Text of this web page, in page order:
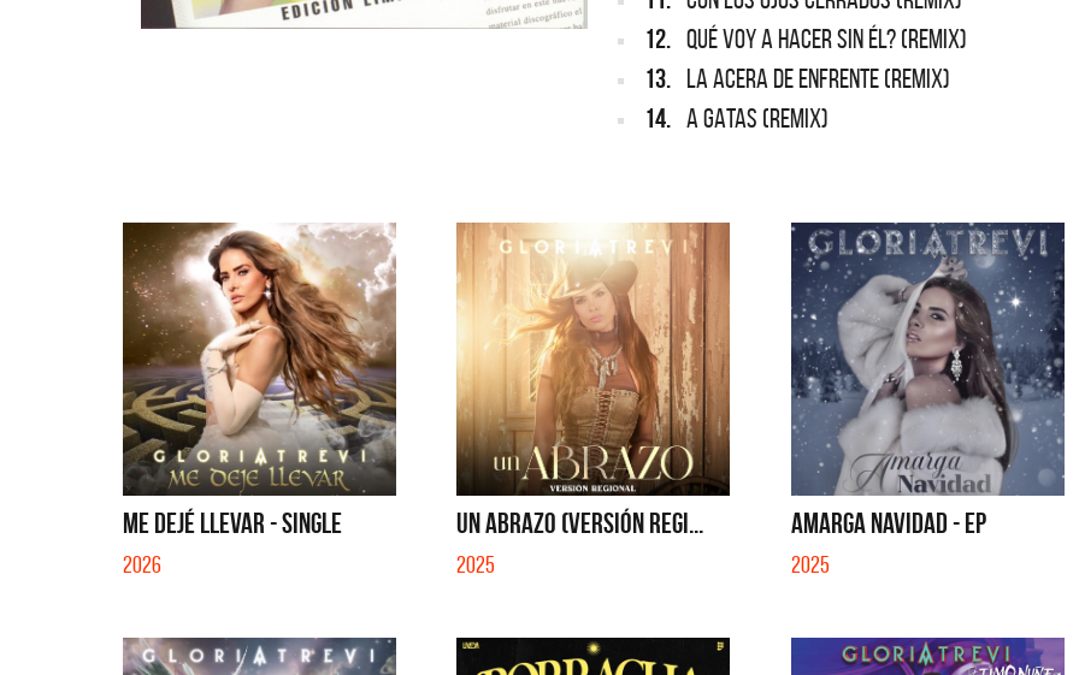
12. QUÉ VOY A HACER SIN ÉL? (remix)
13. LA ACERA DE ENFRENTE (remix)
14. A GATAS (remix)
ME DEJÉ LLEVAR - SINGLE
2026
UN ABRAZO (VERSIÓN REGI...
2025
AMARGA NAVIDAD - EP
2025